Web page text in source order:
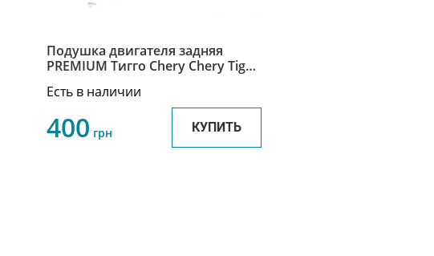
Подушка двигателя задняя
PREMIUM Тигго Chery Chery Tiggo
Есть в наличии
400 грн КУПИТЬ